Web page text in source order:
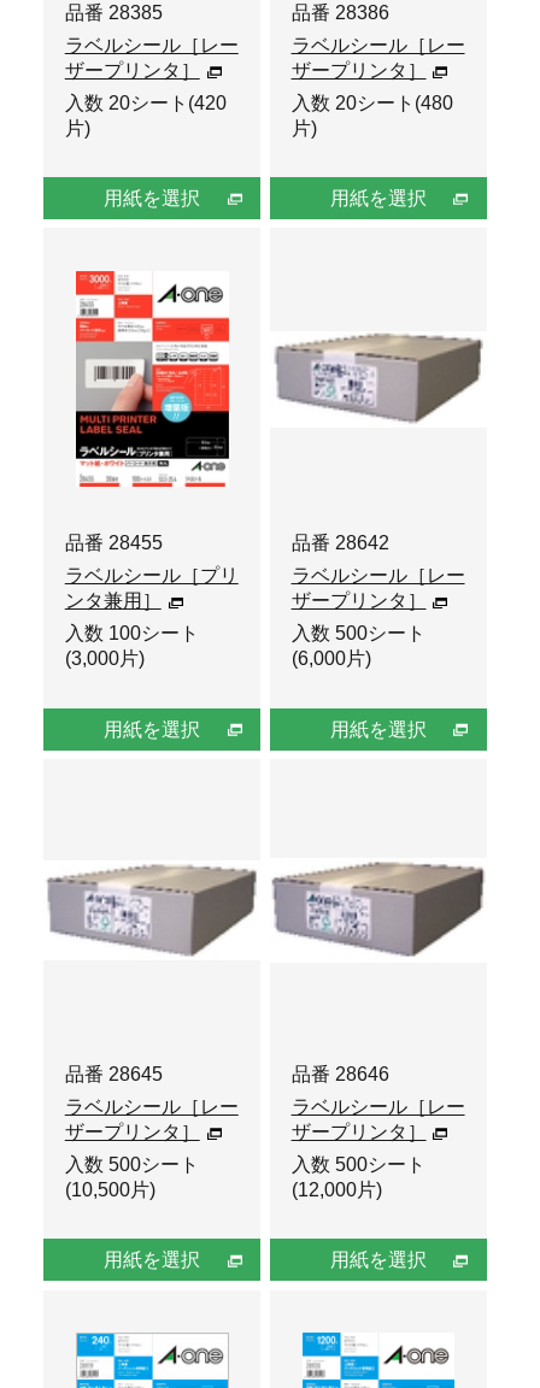
品番 28385
ラベルシール［レー
ザープリンタ］
入数 20シート(420
片)
用紙を選択
品番 28386
ラベルシール［レー
ザープリンタ］
入数 20シート(480
片)
用紙を選択
品番 28455
ラベルシール［プリ
ンタ兼用］
入数 100シート
(3,000片)
用紙を選択
品番 28642
ラベルシール［レー
ザープリンタ］
入数 500シート
(6,000片)
用紙を選択
品番 28645
ラベルシール［レー
ザープリンタ］
入数 500シート
(10,500片)
用紙を選択
品番 28646
ラベルシール［レー
ザープリンタ］
入数 500シート
(12,000片)
用紙を選択